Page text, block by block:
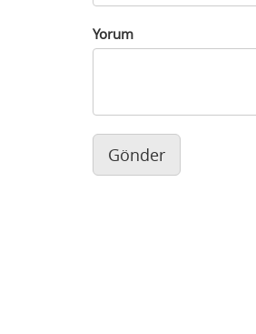
Yorum
Gönder